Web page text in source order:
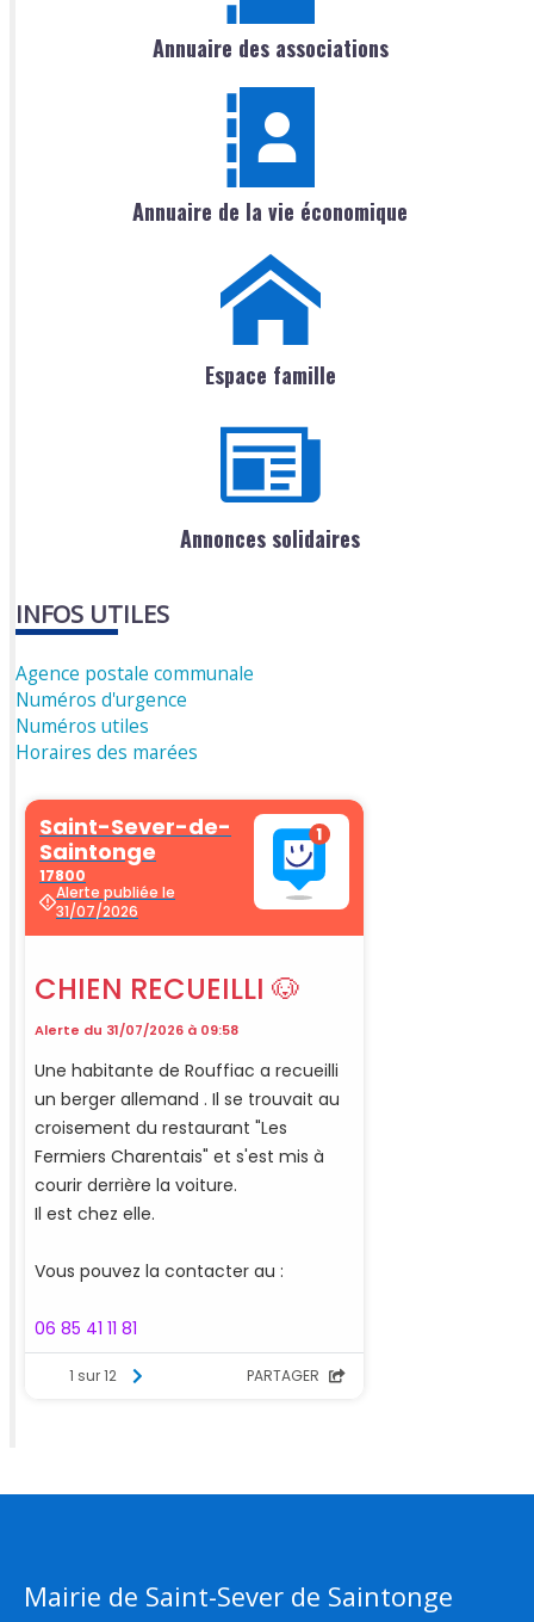
Annuaire des associations
Annuaire de la vie économique
Espace famille
Annonces solidaires
INFOS UTILES
Agence postale communale
Numéros d'urgence
Numéros utiles
Horaires des marées
Mairie de Saint-Sever de Saintonge